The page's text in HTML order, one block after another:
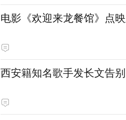
电影《欢迎来龙餐馆》点
西安籍知名歌手发长文告别